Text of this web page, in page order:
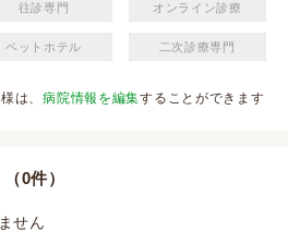
往診専門 オンライン診療
ペットホテル 二次診療専門
は、病院情報を編集することができます
0件）
せん